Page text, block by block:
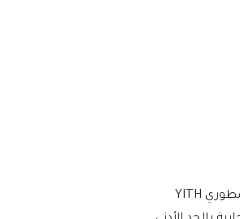
نقوم بالشراء والتنزيل من المطورين الأصليين، لتوفير الإصدار الأكثر أصالة ووثوقًا. ملاحظة: نحن لسنا تابعين أو مرتبطين بشكل مباشر بمطوري YITH